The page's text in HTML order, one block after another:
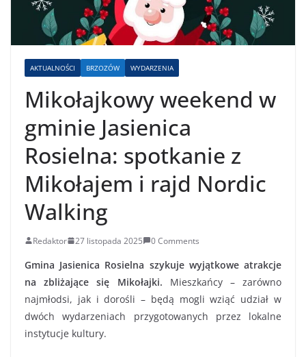
AKTUALNOŚCI BRZOZÓW WYDARZENIA
Mikołajkowy weekend w
gminie Jasienica
Rosielna: spotkanie z
Mikołajem i rajd Nordic
Walking
Redaktor 27 listopada 2025 0 Comments
Gmina Jasienica Rosielna szykuje wyjątkowe atrakcje
na zbliżające się Mikołajki. Mieszkańcy – zarówno
najmłodsi, jak i dorośli – będą mogli wziąć udział w
dwóch wydarzeniach przygotowanych przez lokalne
instytucje kultury.